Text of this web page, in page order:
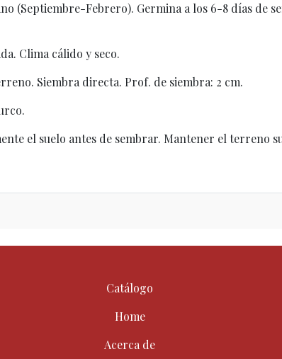
(Septiembre-Febrero). Germina a los 6-8 días de
Clima cálido y seco.
Siembra directa. Prof. de siembra: 2 cm.
el suelo antes de sembrar. Mantener el terreno
Catálogo
Home
Acerca de